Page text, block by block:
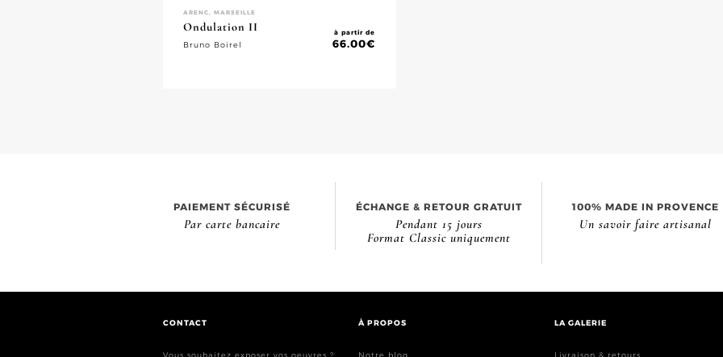
ARENC, MARSEILLE
Ondulation II
Bruno Boirel
à partir de
66.00€
PAIEMENT SÉCURISÉ
Par carte bancaire
ÉCHANGE & RETOUR GRATUIT
Pendant 15 jours
Format Classic uniquement
100% MADE IN PROVENCE
Un savoir faire artisanal
CONTACT
Vous souhaitez exposer vos oeuvres ?
À PROPOS
Notre blog
LA GALERIE
Livraison & retours